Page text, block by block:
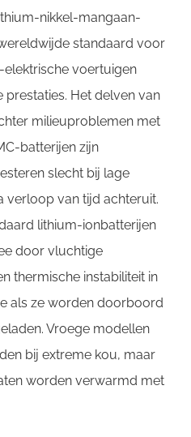
nikkel-mangaan-
standaard voor
voertuigen
prestaties. Het delven van
milieuproblemen met
batterijen zijn
slecht bij lage
verloop van tijd achteruit.
lithium-ionbatterijen
door vluchtige
thermische instabiliteit in
als ze worden doorboord
Vroege modellen
bij extreme kou, maar
worden verwarmd met